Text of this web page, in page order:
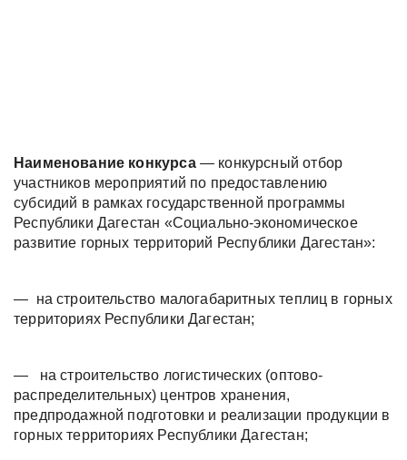
Наименование конкурса — конкурсный отбор
участников мероприятий по предоставлению
субсидий в рамках государственной программы
Республики Дагестан «Социально-экономическое
развитие горных территорий Республики Дагестан»:
— на строительство малогабаритных теплиц в горных
территориях Республики Дагестан;
— на строительство логистических (оптово-
распределительных) центров хранения,
предпродажной подготовки и реализации продукции в
горных территориях Республики Дагестан;